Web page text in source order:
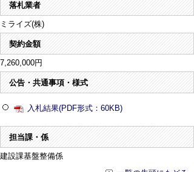
落札業者
ミライズ(株)
契約金額
7,260,000円
公告・共通事項・様式
入札結果(PDF形式：60KB)
担当課・係
建設課基盤整備係